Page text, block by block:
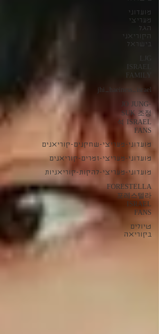
מועדוני
מעריצי
הגל
הקוריאני
בישראל
LJG
ISRAEL
FAMILY
jhi_haeiness_israel
JO JUNG-
SUK 조정
석 ISRAEL
FANS
מועדוני-מעריצי-שחקנים-קוריאנים
מועדוני-מעריצי-זמרים-קוריאנים
מועדוני-מעריצי-להקות-קוריאניות
FORESTELLA
포레스텔라
ISRAEL
FANS
טיולים
בקוריאה